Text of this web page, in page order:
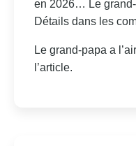
en 2026… Le
Détails dans les
Le grand-papa a
l’article.